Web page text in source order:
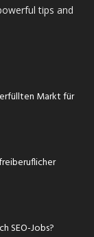
tips and
Markt für
SEO-Jobs?